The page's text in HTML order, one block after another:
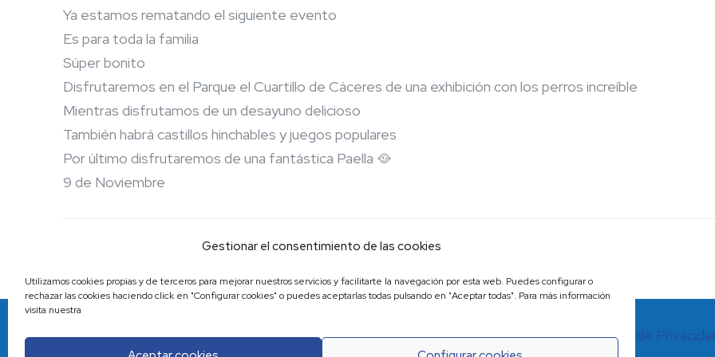
Gestionar el consentimiento de las cookies
Utilizamos cookies propias y de terceros para mejorar nuestros servicios y facilitarte la navegación por esta web. Puedes configurar o
rechazar las cookies haciendo click en "Configurar cookies" o puedes aceptarlas todas pulsando en "Aceptar todas". Para más información
visita nuestra
Ya estamos rematando el siguiente evento
Es para toda la familia
Súper bonito
Disfrutaremos en el Parque el Cuartillo de Cáceres de una exhibición con los perros increíble
Mientras disfrutamos de un desayuno delicioso
También habrá castillos hinchables y juegos populares
Por último disfrutaremos de una fantástica Paella 🥘
9 de Noviembre
©2023 FAE. Todos los derechos reservados.Aviso Legal.Política de